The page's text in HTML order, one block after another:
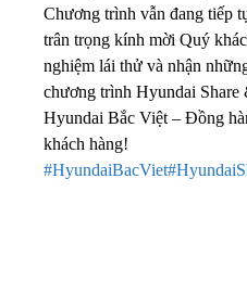
Chương trình vẫn đang tiếp
trân trọng kính mời Quý
nghiệm lái thử và nhận
chương trình Hyundai Share
Hyundai Bắc Việt – Đồng
khách hàng!
#HyundaiBacViet